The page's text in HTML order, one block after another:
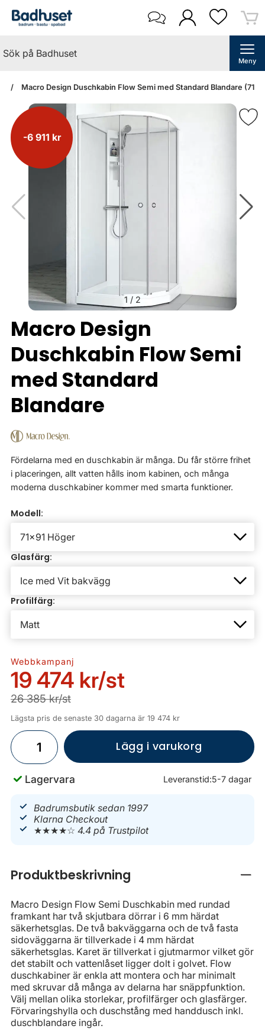
Meny
Macro Design Duschkabin Flow Semi med Standard Blandare
-6 911 kr
1 / 2
Macro Design
Duschkabin Flow Semi
med Standard
Blandare
Fördelarna med en duschkabin är många. Du får större frihet
i placeringen, allt vatten hålls inom kabinen, och många
moderna duschkabiner kommer med smarta funktioner.
Modell:
Glasfärg:
Profilfärg:
Webbkampanj
19 474 kr/st
26 385 kr/st
Lägsta pris de senaste 30 dagarna är 19 474 kr
Lägg i varukorg
Lagervara Leveranstid:5-7 dagar
Badrumsbutik sedan 1997
Klarna Checkout
★★★★☆4.4 på Trustpilot
Produktbeskrivning
Macro Design Flow Semi Duschkabin med rundad
framkant har två skjutbara dörrar i 6 mm härdat
säkerhetsglas. De två bakväggarna och de två fasta
sidoväggarna är tillverkade i 4 mm härdat
säkerhetsglas. Karet är tillverkat i gjutmarmor vilket gör
det stabilt och vattenlåset ligger dolt i golvet. Flow
duschkabiner är enkla att montera och har minimalt
med skruvar då många av delarna har snäppfunktion.
Välj mellan olika storlekar, profilfärger och glasfärger.
Förvaringshylla och duschstång med handdusch inkl.
duschblandare ingår.